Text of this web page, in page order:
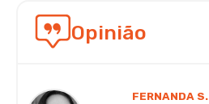
Opinião
FERNANDA S.